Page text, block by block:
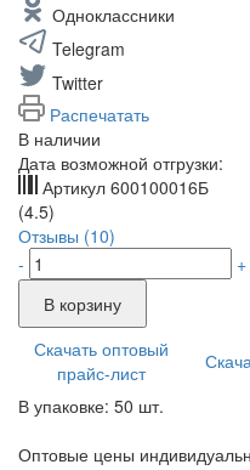
Одноклассники
Telegram
Twitter
Распечатать
В наличии
Дата возможной отгрузки:
Артикул 600100016Б
(4.5)
Отзывы (10)
-
+
В корзину
Скачать оптовый
прайс-лист
В упаковке: 50 шт.
Оптовые цены